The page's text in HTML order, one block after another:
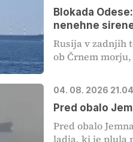
Blokada
nenehne
Rusija v zadnjih
ob Črnem morju,
04. 08. 2026 21.04
Pred obalo
Pred obalo
ladja, ki je plula